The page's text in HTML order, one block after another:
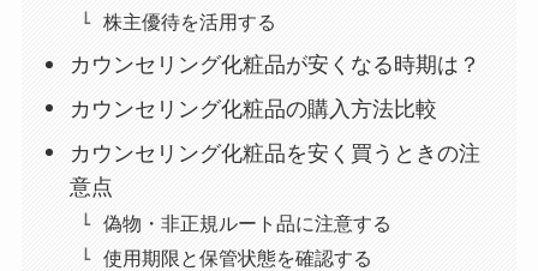
株主優待を活用する
カウンセリング化粧品が安くなる時期は？
カウンセリング化粧品の購入方法比較
カウンセリング化粧品を安く買うときの注
意点
偽物・非正規ルート品に注意する
使用期限と保管状態を確認する